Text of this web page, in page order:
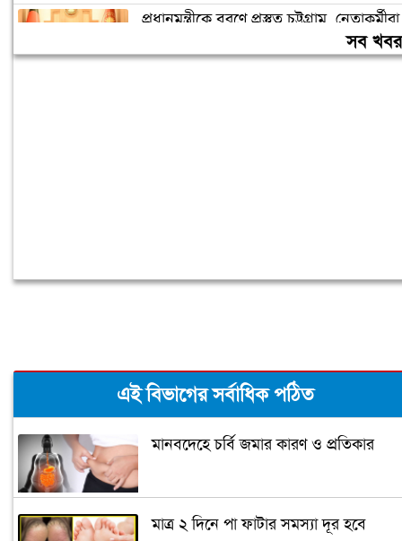
প্রধানমন্ত্রীকে বরণে প্রস্তুত চট্টগ্রাম, নেতাকর্মীরা
সব
এই বিভাগের সর্বাধিক পঠিত
মানবদেহে চর্বি জমার কারণ ও প্রতিকার
মাত্র ২ দিনে পা ফাটার সমস্যা দূর হবে